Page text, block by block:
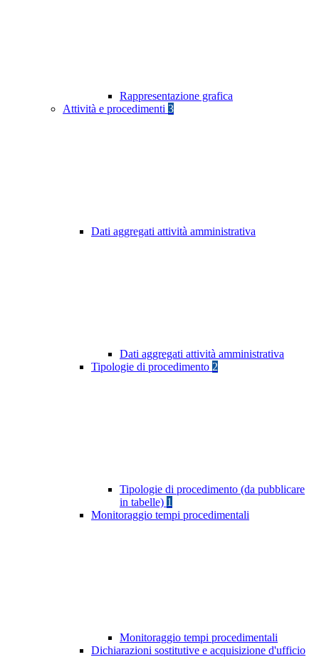
Rappresentazione grafica
Attività e procedimenti 3
Dati aggregati attività amministrativa
Dati aggregati attività amministrativa
Tipologie di procedimento 2
Tipologie di procedimento (da pubblicare
in tabelle) 1
Monitoraggio tempi procedimentali
Monitoraggio tempi procedimentali
Dichiarazioni sostitutive e acquisizione d'ufficio